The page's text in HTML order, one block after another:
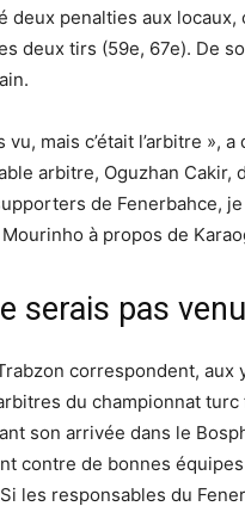
deux penalties aux
deux tirs (59e, 67e). De
vu, mais c’était l’arbitre
arbitre, Oguzhan Cakir,
de Fenerbahce,
à propos de
serais pas
correspondent, aux
du championnat
son arrivée dans le
contre de bonnes
les responsables du